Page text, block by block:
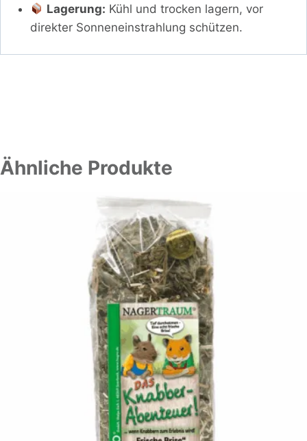
Lagerung: Kühl und trocken lagern, vor
direkter Sonneneinstrahlung schützen.
Ähnliche Produkte